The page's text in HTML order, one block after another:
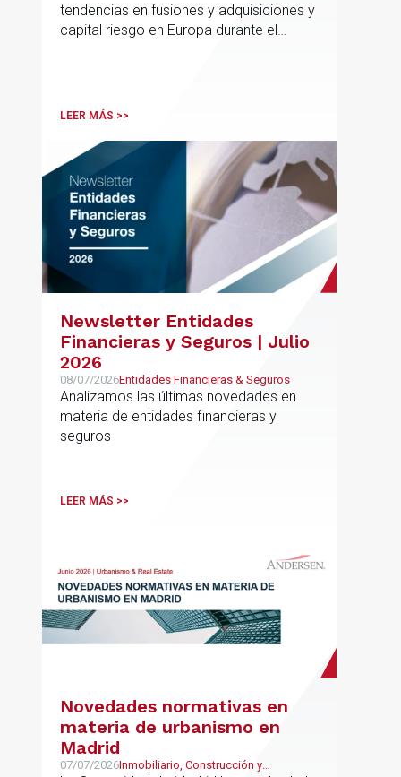
tendencias en fusiones y adquisiciones y
capital riesgo en Europa durante el
LEER MÁS >>
Newsletter Entidades
Financieras y Seguros | Julio
2026
08/07/2026Entidades Financieras & Seguros
Analizamos las últimas novedades en
materia de entidades financieras y
seguros
LEER MÁS >>
Novedades normativas en
materia de urbanismo en
Madrid
07/07/2026Inmobiliario, Construcción y